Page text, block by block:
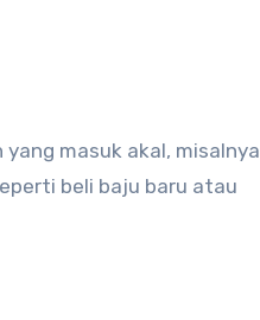
masuk akal, misalnya
beli baju baru atau